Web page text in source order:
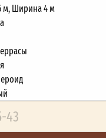
м, Ширина 4 м